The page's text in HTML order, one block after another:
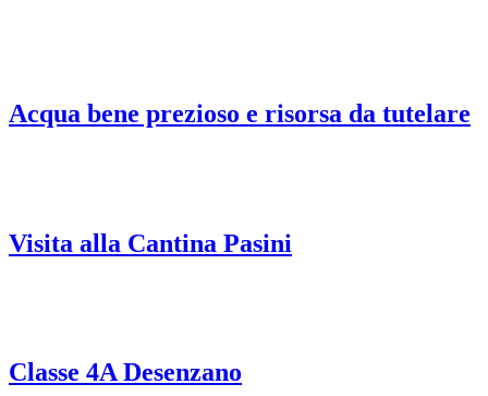
Acqua bene prezioso e risorsa da tutelare
Visita alla Cantina Pasini
Classe 4A Desenzano